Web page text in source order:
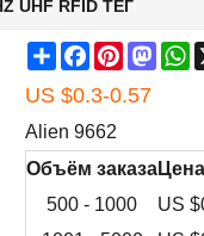
UHF RFID ТЕГ
ShareFacebook
Pinterest
US $0.3-0.57
Alien 9662
Объём заказаЦена
500 - 1000
US $